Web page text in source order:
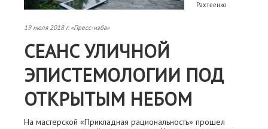
Рахтеенко
19 июля 2018 г. «Пресс-изба»
СЕАНС УЛИЧНОЙ
ЭПИСТЕМОЛОГИИ ПОД
ОТКРЫТЫМ НЕБОМ
На мастерской «Прикладная рациональность» прошел